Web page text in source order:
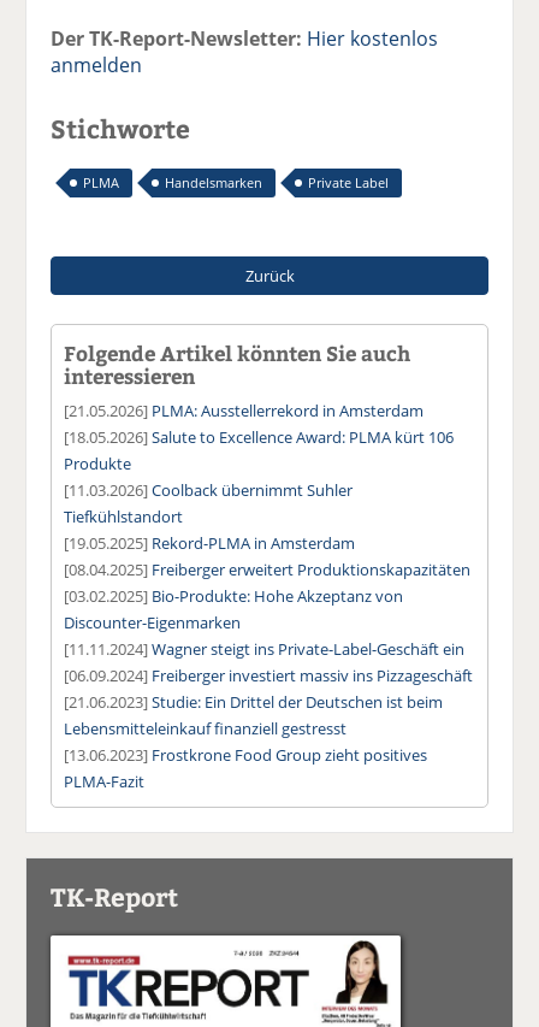
Der TK-Report-Newsletter: Hier kostenlos
anmelden
Stichworte
PLMA Handelsmarken Private Label
Zurück
Folgende Artikel könnten Sie auch
interessieren
[21.05.2026] PLMA: Ausstellerrekord in Amsterdam
[18.05.2026]Salute to Excellence Award: PLMA kürt 106
Produkte
[11.03.2026]Coolback übernimmt Suhler
Tiefkühlstandort
[19.05.2025] Rekord-PLMA in Amsterdam
[08.04.2025] Freiberger erweitert Produktionskapazitäten
[03.02.2025] Bio-Produkte: Hohe Akzeptanz von
Discounter-Eigenmarken
[11.11.2024]Wagner steigt ins Private-Label-Geschäft ein
[06.09.2024] Freiberger investiert massiv ins Pizzageschäft
[21.06.2023]Studie: Ein Drittel der Deutschen ist beim
Lebensmitteleinkauf finanziell gestresst
[13.06.2023] Frostkrone Food Group zieht positives
PLMA-Fazit
TK-Report